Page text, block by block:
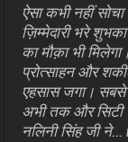
ऐसा कभी नहीं
ज़िम्मेदारी भरे
का मौक़ा भी
प्रोत्साहन और
एहसास जगा। सबसे
अभी तक और सिटी
नलिनी सिंह जी ने...